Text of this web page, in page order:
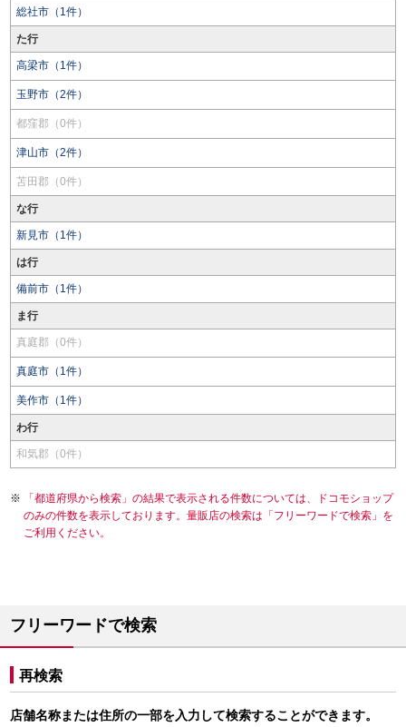
総社市（1件）
た行
高梁市（1件）
玉野市（2件）
都窪郡（0件）
津山市（2件）
苫田郡（0件）
な行
新見市（1件）
は行
備前市（1件）
ま行
真庭郡（0件）
真庭市（1件）
美作市（1件）
わ行
和気郡（0件）
「都道府県から検索」の結果で表示される件数については、ドコモショップ
のみの件数を表示しております。量販店の検索は「フリーワードで検索」を
ご利用ください。
フリーワードで検索
再検索
店舗名称または住所の一部を入力して検索することができます。